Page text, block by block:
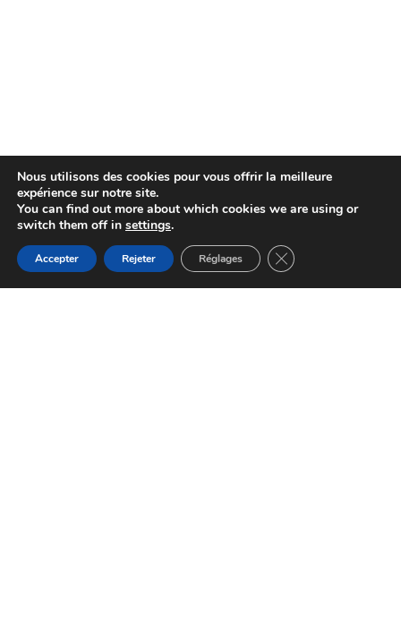
Nous utilisons des cookies pour vous offrir la meilleure
expérience sur notre site.
You can find out more about which cookies we are using or
switch them off in settings.
Accepter Rejeter Réglages Fermer la bannière